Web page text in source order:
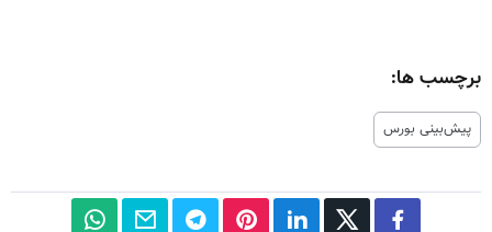
برچسب ها:
پیش‌بینی بورس